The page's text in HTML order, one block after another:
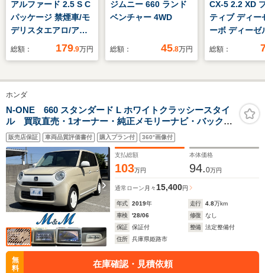
アルファード 2.5 S C
パッケージ 禁煙車/モ
デリスタエアロ/アル
パインBIG-X11型ナ
側自動ドア/パワーバ
ックドア/コンビハン
ドル/クルーズコント
ロール/クリアランス
ソナー/Bluetooth接
続/フルセグTV/
総額： 179.9万円
ジムニー 660 ランド
ベンチャー 4WD
総額： 45.8万円
CX-5 2.2 XD
ティブ ディー
ーボ ディーゼ
油) 純正SD
ズ 禁煙車
ー スマー
LEDヘッド
ン
総額：
ホンダ
N-ONE 660 スタンダード L ホワイトクラッシースタイ
ル 買取直売・1オーナー・純正メモリーナビ・バックカ
メラ・ビルトインETC・HIDヘッドライト・オートライ
ト・シートヒーター・プッシュスタート・スマートキ
ー・衝突被害軽減ブレーキ
販売店保証 車両品質評価書付 購入プラン付 360°画像付
支払総額
103万円
本体価格
94.0万円
通常ローン 月々 15,400円
年式 2019年 走行 4.8万km
車検
'28/06 修復
なし
保証
保証付 整備
法定整備付
住所
兵庫県姫路市
無
料
在庫確認・見積依頼